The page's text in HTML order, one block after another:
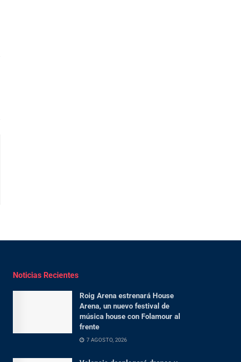
Noticias Recientes
Roig Arena estrenará House
Arena, un nuevo festival de
música house con Folamour al
frente
7 AGOSTO, 2026